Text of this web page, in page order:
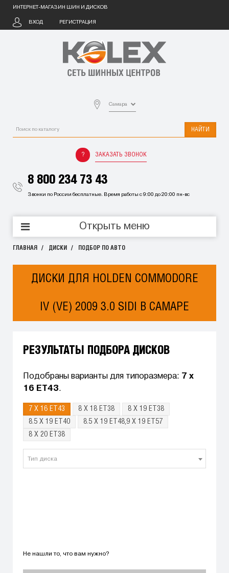
ИНТЕРНЕТ-МАГАЗИН ШИН И ДИСКОВ
ВХОД РЕГИСТРАЦИЯ
Самара
НАЙТИ
ЗАКАЗАТЬ ЗВОНОК
8 800 234 73 43
Звонки по России бесплатные. Время работы с 9:00 до 20:00 пн-вс
Открыть меню
ГЛАВНАЯ ДИСКИ ПОДБОР ПО АВТО
ДИСКИ ДЛЯ HOLDEN COMMODORE
IV (VE) 2009 3.0 SIDI В САМАРЕ
РЕЗУЛЬТАТЫ ПОДБОРА ДИСКОВ
Подобраны варианты для типоразмера: 7 x
16 ET43.
7 X 16 ET43 8 X 18 ET38
8 X 19 ET38
8.5 X 19 ET40
8.5 X 19 ET48,9 X 19 ET57
8 X 20 ET38
Тип диска
Не нашли то, что вам нужно?